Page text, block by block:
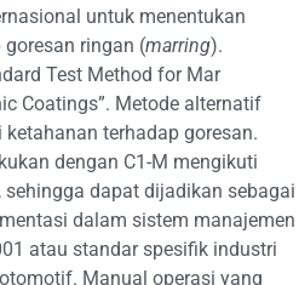
untuk menentukan
ringan (marring).
Test Method for Mar
Coatings”. Metode alternatif
terhadap goresan.
dengan C1-M mengikuti
dapat dijadikan sebagai
dalam sistem manajemen
atau standar spesifik industri
Manual operasi yang